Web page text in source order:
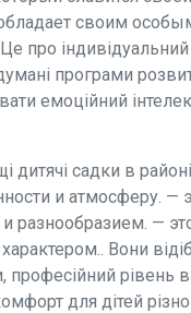
своим
про індивідуальний
програми
емоційний
садки в
и атмосферу. —
разнообразием. —
Вони
рівень
для дітей